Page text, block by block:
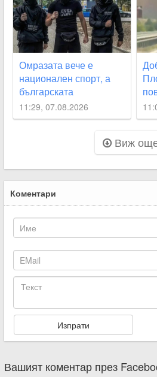
Омразата вече е
национален спорт, а
българската
толерантност - мит
11:29, 07.08.2026
Виж
Коментари
Вашият коментар през